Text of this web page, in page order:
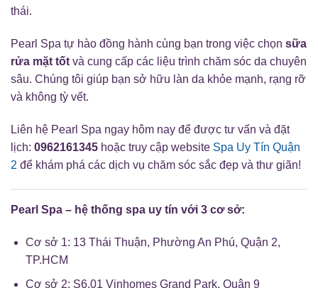
thái.
Pearl Spa tự hào đồng hành cùng bạn trong việc chọn sữa
rửa mặt tốt và cung cấp các liệu trình chăm sóc da chuyên
sâu. Chúng tôi giúp bạn sở hữu làn da khỏe mạnh, rạng rỡ
và không tỳ vết.
Liên hệ Pearl Spa ngay hôm nay để được tư vấn và đặt
lịch: 0962161345 hoặc truy cập website Spa Uy Tín Quận
2 để khám phá các dịch vụ chăm sóc sắc đẹp và thư giãn!
Pearl Spa – hệ thống spa uy tín với 3 cơ sở:
Cơ sở 1: 13 Thái Thuận, Phường An Phú, Quận 2,
TP.HCM
Cơ sở 2: S6.01 Vinhomes Grand Park, Quận 9